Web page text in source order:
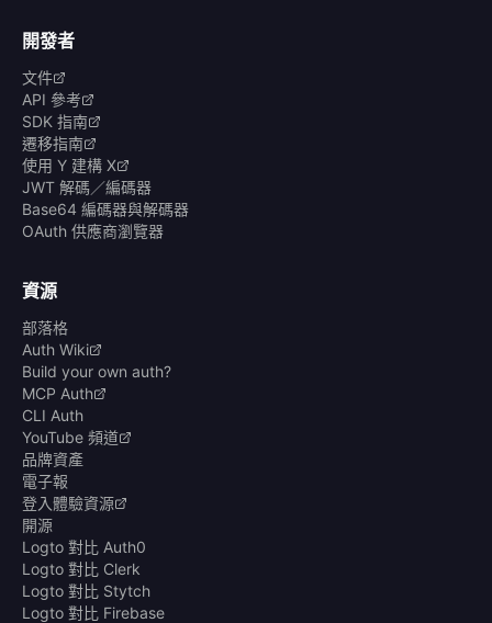
開發者
文件
API 參考
SDK 指南
遷移指南
使用 Y 建構 X
JWT 解碼／編碼器
Base64 編碼器與解碼器
OAuth 供應商瀏覽器
資源
部落格
Auth Wiki
Build your own auth?
MCP Auth
CLI Auth
YouTube 頻道
品牌資產
電子報
登入體驗資源
開源
Logto 對比 Auth0
Logto 對比 Clerk
Logto 對比 Stytch
Logto 對比 Firebase